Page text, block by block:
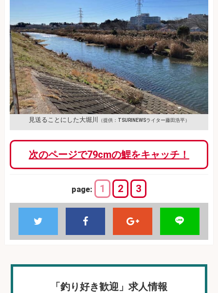
見送ることにした大堀川 （提供：TSURINEWSライター藤田浩平）
次のページで79cmの鯉をキャッチ！
page: 1 2 3
「釣り好き歓迎」求人情報